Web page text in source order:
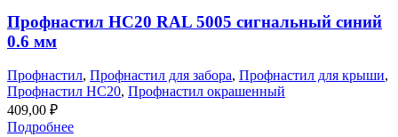
Профнастил НС20 RAL 5005 сигнальный синий
0.6 мм
Профнастил, Профнастил для забора, Профнастил для крыши,
Профнастил НС20, Профнастил окрашенный
409,00 ₽
Подробнее